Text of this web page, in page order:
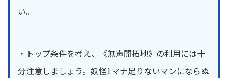
い。
・トップ条件を考え、《無声開拓地》の利用には十
分注意しましょう。妖怪1マナ足りないマンにならぬ